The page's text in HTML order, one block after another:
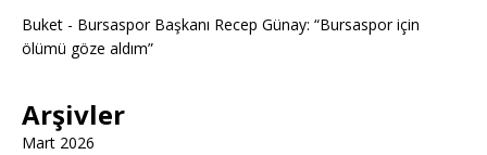
Buket - Bursaspor Başkanı Recep Günay: “Bursaspor için
ölümü göze aldım”
Arşivler
Mart 2026